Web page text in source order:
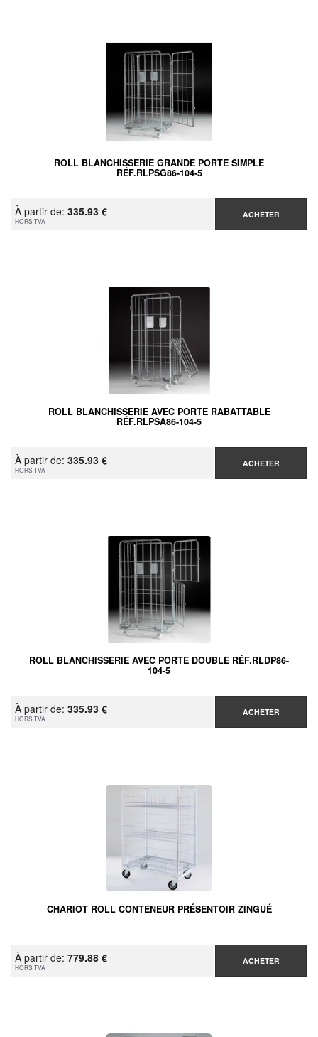
ROLL BLANCHISSERIE GRANDE PORTE SIMPLE
RÉF.RLPSG86-104-5
À partir de: 335.93 €
HORS TVA
ACHETER
ROLL BLANCHISSERIE AVEC PORTE RABATTABLE
RÉF.RLPSA86-104-5
À partir de: 335.93 €
HORS TVA
ACHETER
ROLL BLANCHISSERIE AVEC PORTE DOUBLE RÉF.RLDP86-
104-5
À partir de: 335.93 €
HORS TVA
ACHETER
CHARIOT ROLL CONTENEUR PRÉSENTOIR ZINGUÉ
À partir de: 779.88 €
HORS TVA
ACHETER